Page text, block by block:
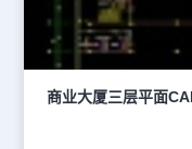
通道，在CAD图纸上同
或剪刀形，用特定的线
宽度、扶手的位置等在
图纸资源，大家可以在
用于互相学习资料，请
商业大厦三层平面